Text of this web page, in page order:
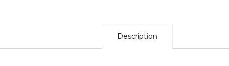
Description